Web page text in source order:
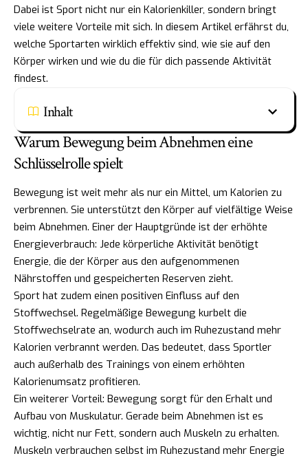
Dabei ist Sport nicht nur ein Kalorienkiller, sondern bringt
viele weitere Vorteile mit sich. In diesem Artikel erfährst du,
welche Sportarten wirklich effektiv sind, wie sie auf den
Körper wirken und wie du die für dich passende Aktivität
findest.
Inhalt
Warum Bewegung beim Abnehmen eine
Schlüsselrolle spielt
Bewegung ist weit mehr als nur ein Mittel, um Kalorien zu
verbrennen. Sie unterstützt den Körper auf vielfältige Weise
beim Abnehmen. Einer der Hauptgründe ist der erhöhte
Energieverbrauch: Jede körperliche Aktivität benötigt
Energie, die der Körper aus den aufgenommenen
Nährstoffen und gespeicherten Reserven zieht.
Sport hat zudem einen positiven Einfluss auf den
Stoffwechsel. Regelmäßige Bewegung kurbelt die
Stoffwechselrate an, wodurch auch im Ruhezustand mehr
Kalorien verbrannt werden. Das bedeutet, dass Sportler
auch außerhalb des Trainings von einem erhöhten
Kalorienumsatz profitieren.
Ein weiterer Vorteil: Bewegung sorgt für den Erhalt und
Aufbau von Muskulatur. Gerade beim Abnehmen ist es
wichtig, nicht nur Fett, sondern auch Muskeln zu erhalten.
Muskeln verbrauchen selbst im Ruhezustand mehr Energie